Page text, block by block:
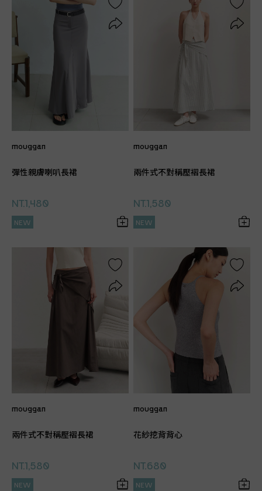
mouggan
彈性親膚喇叭長裙
NT.1,480
NEW
mouggan
兩件式不對稱壓褶長裙
NT.1,580
NEW
mouggan
兩件式不對稱壓褶長裙
NT.1,580
NEW
mouggan
花紗挖背背心
NT.680
NEW